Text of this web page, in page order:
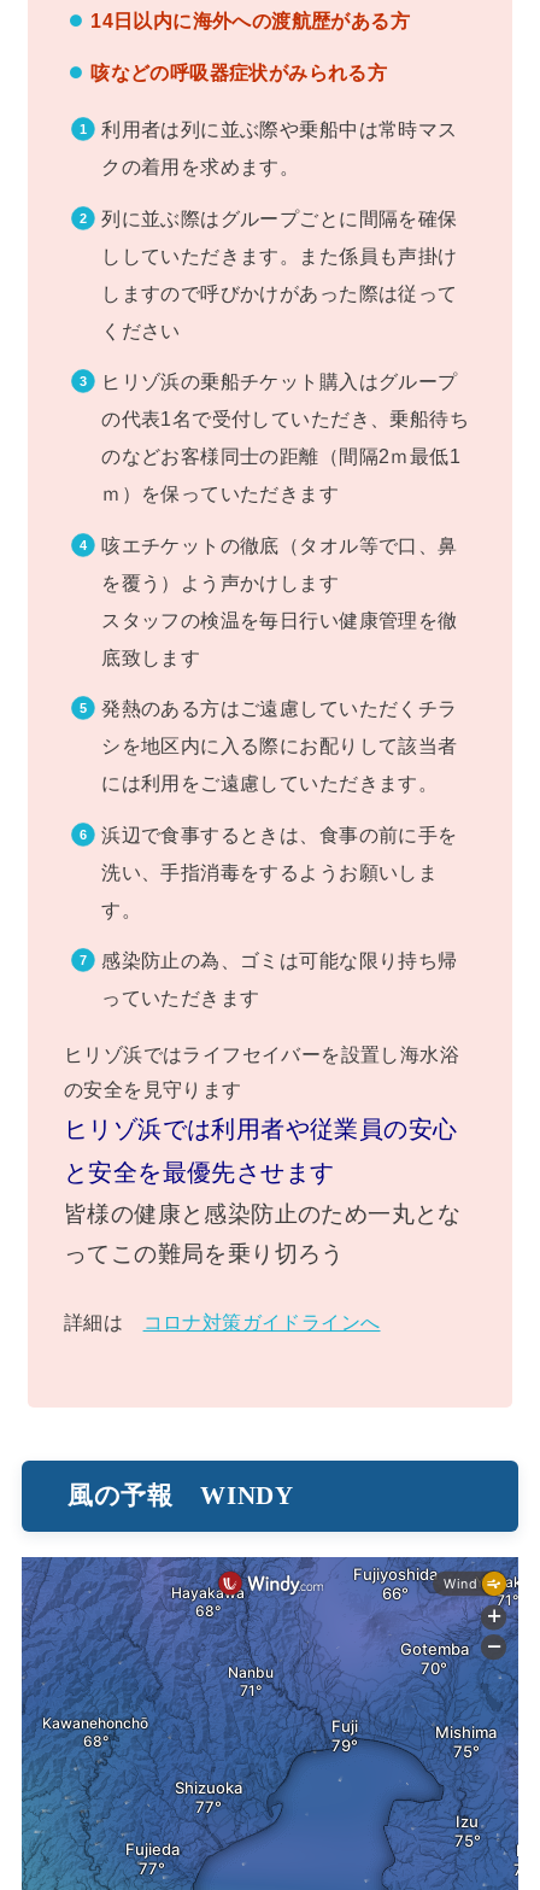
14日以内に海外への渡航歴がある方
咳などの呼吸器症状がみられる方
利用者は列に並ぶ際や乗船中は常時マス
クの着用を求めます。
列に並ぶ際はグループごとに間隔を確保
ししていただきます。また係員も声掛け
しますので呼びかけがあった際は従って
ください
ヒリゾ浜の乗船チケット購入はグループ
の代表1名で受付していただき、乗船待ち
のなどお客様同士の距離（間隔2ｍ最低1
ｍ）を保っていただきます
咳エチケットの徹底（タオル等で口、鼻
を覆う）よう声かけします
スタッフの検温を毎日行い健康管理を徹
底致します
発熱のある方はご遠慮していただくチラ
シを地区内に入る際にお配りして該当者
には利用をご遠慮していただきます。
浜辺で食事するときは、食事の前に手を
洗い、手指消毒をするようお願いしま
す。
感染防止の為、ゴミは可能な限り持ち帰
っていただきます
ヒリゾ浜ではライフセイバーを設置し海水浴
の安全を見守ります
ヒリゾ浜では利用者や従業員の安心
と安全を最優先させます
皆様の健康と感染防止のため一丸とな
ってこの難局を乗り切ろう
詳細は コロナ対策ガイドラインへ
風の予報 WINDY